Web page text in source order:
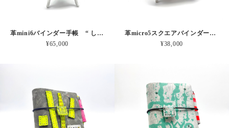
革mini6バインダー手帳 “ したたる引き出しにそっとしまう” 本革
¥65,000
革micro5スクエアバインダー手帳 “ パステルモメスス森の迷路” 本革
¥38,000